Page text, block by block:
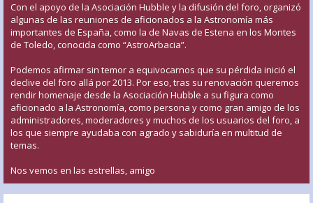
Con el apoyo de la Asociación Hubble y la difusión del foro, organizó
algunas de las reuniones de aficionados a la Astronomía más
importantes de España, como la de Navas de Estena en los Montes
de Toledo, conocida como “AstroArbacia”.
Podemos afirmar sin temor a equivocarnos que su pérdida inició el
declive del foro allá por 2013. Por eso, tras su renovación queremos
rendir homenaje desde la Asociación Hubble a su figura como
aficionado a la Astronomía, como persona y como gran amigo de los
administradores, moderadores y muchos de los usuarios del foro, a
los que siempre ayudaba con agrado y sabiduría en multitud de
temas.
Nos vemos en las estrellas, amigo